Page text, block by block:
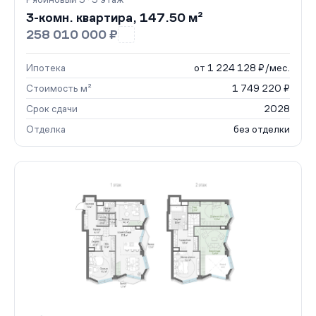
3-комн. квартира, 147.50 м²
258 010 000 ₽
Ипотека
от 1 224 128 ₽/мес.
Стоимость м²
1 749 220 ₽
Срок сдачи
2028
Отделка
без отделки